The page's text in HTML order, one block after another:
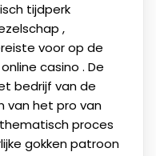
tijdperk
,
voor op de
casino . De
bedrijf van de
van het pro van
proces
gokken patroon